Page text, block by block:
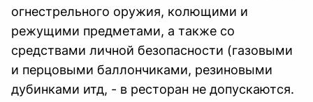
огнестрельного оружия, колющими и
режущими предметами, а также со
средствами личной безопасности (газовыми
и перцовыми баллончиками, резиновыми
дубинками итд, - в ресторан не допускаются.